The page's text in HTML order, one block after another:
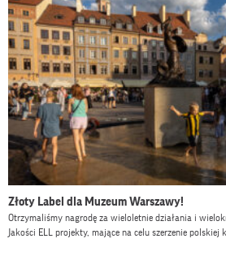
Złoty Label dla Muzeum Warszawy!
Otrzymaliśmy nagrodę za wieloletnie działania i
Jakości ELL projekty, mające na celu szerzenie